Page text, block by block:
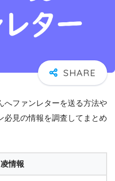
へファンレターを送る方法や
必見の情報を調査してまとめ
情報